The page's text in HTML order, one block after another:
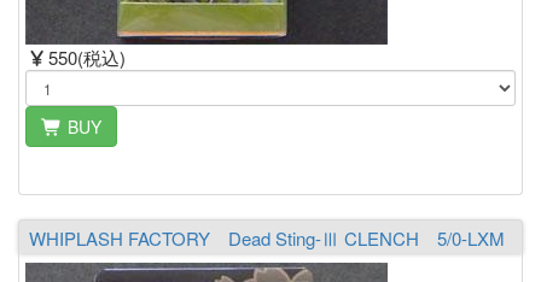
550(税込)
BUY
WHIPLASH FACTORY Dead Sting-Ⅲ CLENCH 5/0-LXM